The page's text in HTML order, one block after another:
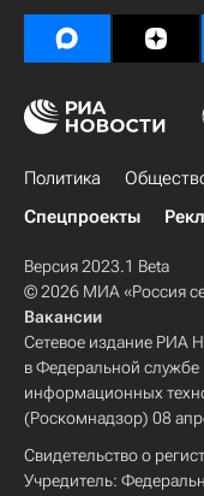
Политика
Спецпроекты
Версия 2023.1 Beta
© 2026 МИА «Россия
Вакансии
Сетевое издание РИА
в Федеральной службе
информационных
(Роскомнадзор) 08
Свидетельство о
Учредитель: